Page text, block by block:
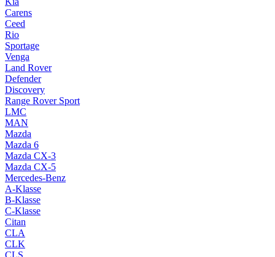
Carens
Ceed
Rio
Sportage
Venga
Land Rover
Defender
Discovery
Range Rover Sport
LMC
MAN
Mazda
Mazda 6
Mazda CX-3
Mazda CX-5
Mercedes-Benz
A-Klasse
B-Klasse
C-Klasse
Citan
CLA
CLK
CLS